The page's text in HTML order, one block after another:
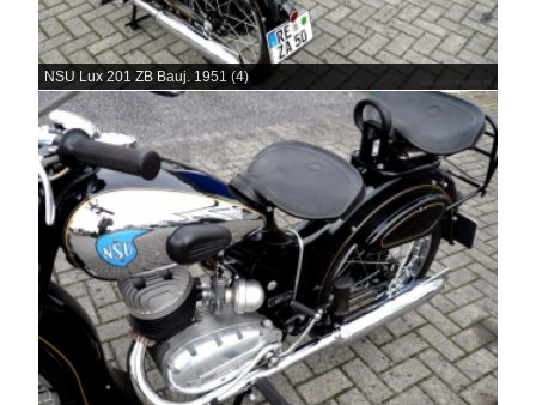
NSU Lux 201 ZB Bauj. 1951 (4)